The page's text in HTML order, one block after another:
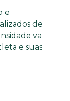
e
de
vai
e suas